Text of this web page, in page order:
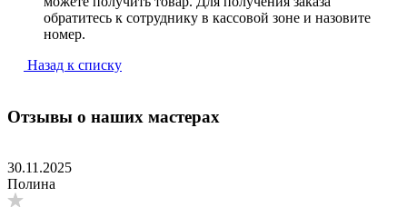
обратитесь к сотруднику в кассовой зоне и назовите
номер.
Назад к списку
Отзывы о наших мастерах
30.11.2025
Полина